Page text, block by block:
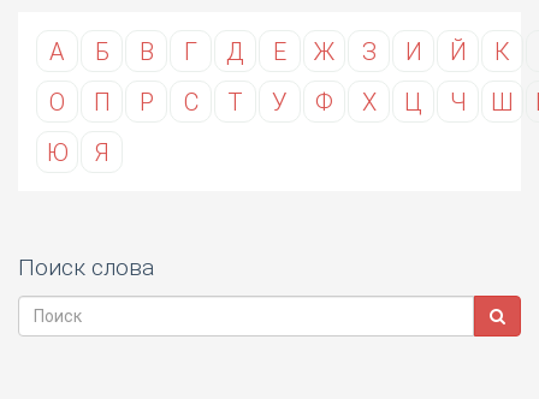
А Б В Г Д Е Ж З И Й К
О
П Р С Т У Ф Х Ц Ч Ш
Ю
Я
Поиск слова